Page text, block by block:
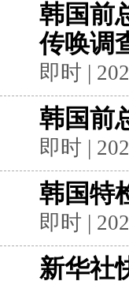
韩国前
传唤调
即时 |
韩国前
即时 |
韩国特
即时 |
新华社